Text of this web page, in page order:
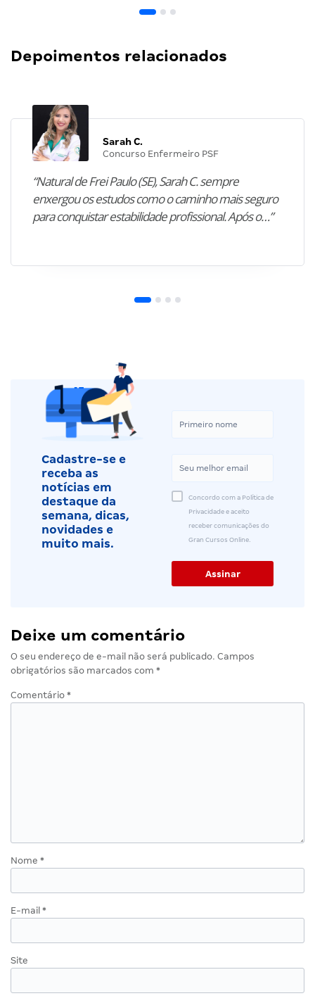
Depoimentos relacionados
Sarah C.
Concurso Enfermeiro PSF
“Natural de Frei Paulo (SE), Sarah C. sempre
enxergou os estudos como o caminho mais seguro
para conquistar estabilidade profissional. Após o…”
Cadastre-se e
receba as
notícias em
destaque da
semana, dicas,
novidades e
muito mais.
Concordo com a Política de
Privacidade e aceito
receber comunicações do
Gran Cursos Online.
Deixe um comentário
O seu endereço de e-mail não será publicado. Campos
obrigatórios são marcados com *
Comentário *
Nome *
E-mail *
Site